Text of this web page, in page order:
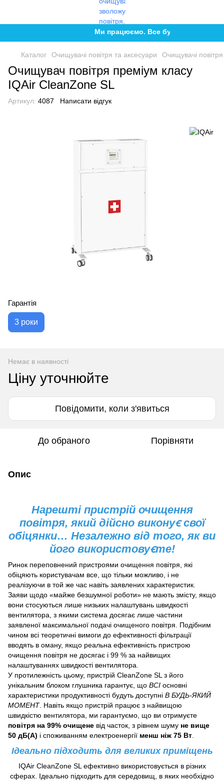
Ми працюємо. Все буде Україна!
Каталог Очищувачі повітря та аксесуари Очищувачі повітря
Очищувач повітря преміум класу
IQAir CleanZone SL
Артикул: 4087 Написати відгук
Гарантія
3 роки
Немає в наявності
Ціну уточнюйте
Повідомити, коли з'явиться
До обраного Порівняти
Опис
Нарештi пристрiй очищення
повiтря, який дiйсно виконуꞓ своï
обiцянки… Незалежно вiд того, як ви
його використовуꞓте!
Ринок переповнений пристроями очищення повітря, які
обіцяють користувачам все, що тільки можливо, і не
реалізуючи в той же час навіть заявлених характеристик.
Заяви щодо «майже безшумної роботи» не мають змісту, якщо
вони стосуються лише низьких налаштувань швидкості
вентилятора, з якими система досягає лише частини
заявленої максимальної подачі очищеного повітря. Подібним
чином всі теоретичні вимоги до ефективності фільтрації
вводять в оману, якщо реальна ефективність пристрою
очищення повітря не досягає і 99 % за найвищих
налаштуваннях швидкості вентилятора.
У протилежність цьому, пристрій CleanZone SL з його
унікальним блоком глушника гарантує, що ВСІ основні
характеристики продуктивності будуть доступні В БУДЬ-ЯКИЙ
МОМЕНТ. Навіть якщо пристрій працює з найвищою
швидкістю вентилятора, ми гарантуємо, що ви отримуєте
повітря на 99% очищене від часток, з рівнем шуму не вище
50 дБ(A) і споживанням електроенергії менш ніж 75 Вт
Ідеально підходить для великих приміщень
IQAir CleanZone SL ефективно використовується в різних
сферах. Ідеально підходить для середовищ, в яких необхідно